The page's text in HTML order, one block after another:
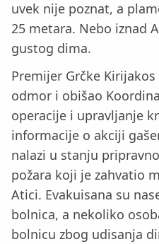
uvek nije poznat, a
25 metara. Nebo iznad
gustog dima.
Premijer Grčke
odmor i obišao
operacije i upravljanje
informacije o akciji
nalazi u stanju
požara koji je zahvatio
Atici. Evakuisana su
bolnica, a nekoliko
bolnicu zbog udisanja